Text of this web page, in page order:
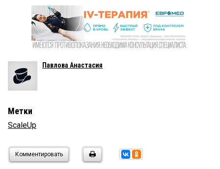
Павлова Анастасия
Метки
ScaleUp
Комментировать